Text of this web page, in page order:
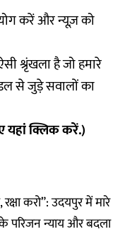
करें और न्यूज़ को
श्रृंखला है जो हमारे
से जुड़े सवालों का
यहांक्लिककरें.)
रक्षा करो”: उदयपुर में मारे
परिजन न्याय और बदला